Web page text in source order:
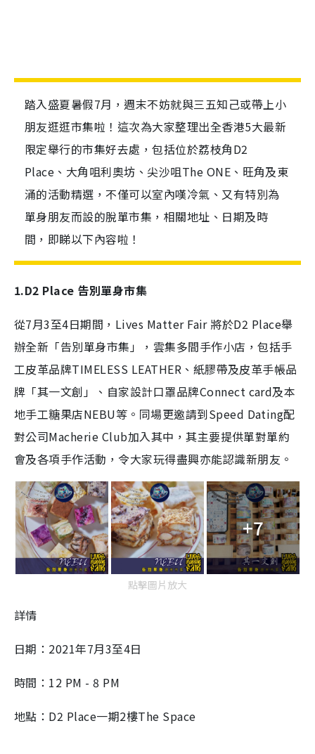
踏入盛夏暑假7月，週末不妨就與三五知己或帶上小
朋友逛逛市集啦！這次為大家整理出全香港5大最新
限定舉行的市集好去處，包括位於荔枝角D2
Place、大角咀利奧坊、尖沙咀The ONE、旺角及東
涌的活動精選，不僅可以室內嘆冷氣、又有特別為
單身朋友而設的脫單市集，相關地址、日期及時
間，即睇以下內容啦！
1.D2 Place 告別單身市集
從7月3至4日期間，Lives Matter Fair 將於D2 Place舉
辦全新「告別單身市集」，雲集多間手作小店，包括手
工皮革品牌TIMELESS LEATHER、紙膠帶及皮革手帳品
牌「其一文創」、自家設計口罩品牌Connect card及本
地手工糖果店NEBU等。同場更邀請到Speed Dating配
對公司Macherie Club加入其中，其主要提供單對單約
會及各項手作活動，令大家玩得盡興亦能認識新朋友。
+7
點擊圖片放大
詳情
日期：2021年7月3至4日
時間：12 PM - 8 PM
地點：D2 Place一期2樓The Space